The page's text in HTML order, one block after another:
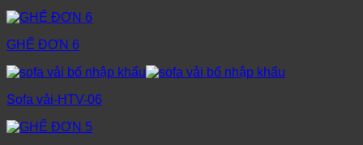
GHẾ ĐƠN 6
Sofa vải-HTV-06